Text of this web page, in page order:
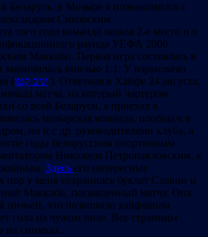
Беларусь, в Мозыре я познакомился с
Сикорским.
того года команда заняла 2-е место и в
раунда УЕФА 2000
Маккаби. Первая игра состоялась в
вничью 1:1. У израильтян
(יניב קטן ). Ответная в Хайфе 24 августа.
матча, на который чартером
со всей Беларуси, я приехал в
мозырская команда, пообщался
но и с др. руководителями клуба, а
годы белорусским спортивным
Николаем Петропавловским, к
Здесь его интересные
пор у меня сохранился буклет Славии и
Маккаби, посвященный матчу. Она
ничьей, что позволило хайфчанам
гола на чужом поле. Все страницы
на снимках.